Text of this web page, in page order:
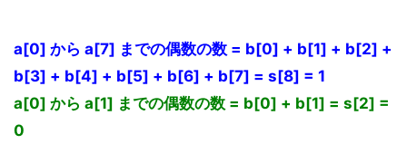
a[0] から a[7] までの偶数の数 = b[0] + b[1] + b[2] +
b[3] + b[4] + b[5] + b[6] + b[7] = s[8] = 1
a[0] から a[1] までの偶数の数 = b[0] + b[1] = s[2] =
0